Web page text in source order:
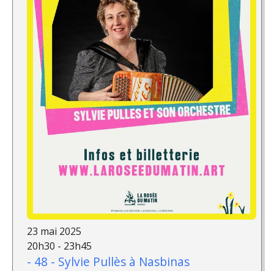
23 mai 2025
20h30 - 23h45
- 48 - Sylvie Pullès à Nasbinas